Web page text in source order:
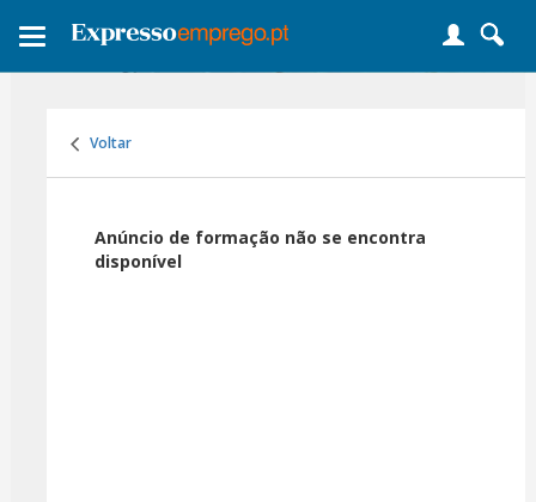
Toggle
Voltar
Anúncio de formação não se encontra
disponível